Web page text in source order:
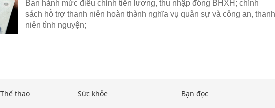
Ban hành mức điều chỉnh tiền lương, thu nhập đóng BHXH; chính
sách hỗ trợ thanh niên hoàn thành nghĩa vụ quân sự và công an, thanh
niên tình nguyện;
Thể thao Sức khỏe Bạn đọc